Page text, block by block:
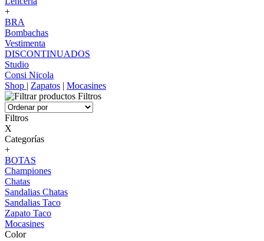
+
BRA
Bombachas
Vestimenta
DISCONTINUADOS
Studio
Consi Nicola
Shop | Zapatos | Mocasines
Filtros
Filtros
X
Categorías
+
BOTAS
Championes
Chatas
Sandalias Chatas
Sandalias Taco
Zapato Taco
Mocasines
Color